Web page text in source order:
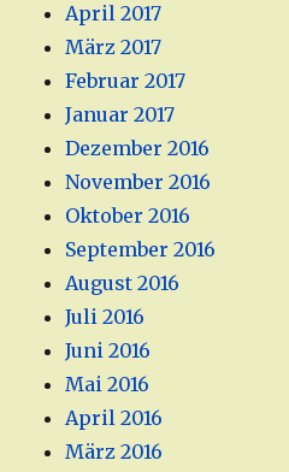
April 2017
März 2017
Februar 2017
Januar 2017
Dezember 2016
November 2016
Oktober 2016
September 2016
August 2016
Juli 2016
Juni 2016
Mai 2016
April 2016
März 2016